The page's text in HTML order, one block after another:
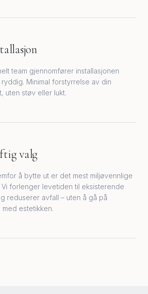
team gjennomfører installasjonen
Minimal forstyrrelse av din
uten støv eller lukt.
valg
å bytte ut er det mest miljøvennlige
Vi forlenger levetiden til eksisterende
reduserer avfall – uten å gå på
med estetikken.